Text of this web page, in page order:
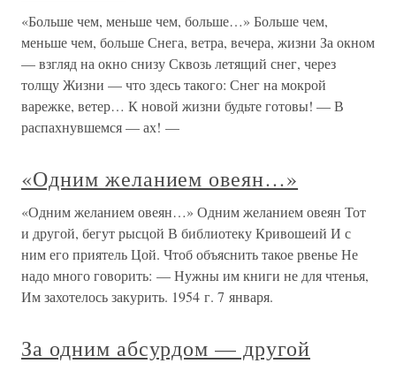
«Больше чем, меньше чем, больше…» Больше чем,
меньше чем, больше Снега, ветра, вечера, жизни За окном
— взгляд на окно снизу Сквозь летящий снег, через
толщу Жизни — что здесь такого: Снег на мокрой
варежке, ветер… К новой жизни будьте готовы! — В
распахнувшемся — ах! —
«Одним желанием овеян…»
«Одним желанием овеян…» Одним желанием овеян Тот
и другой, бегут рысцой В библиотеку Кривошеий И с
ним его приятель Цой. Чтоб объяснить такое рвенье Не
надо много говорить: — Нужны им книги не для чтенья,
Им захотелось закурить. 1954 г. 7 января.
За одним абсурдом — другой